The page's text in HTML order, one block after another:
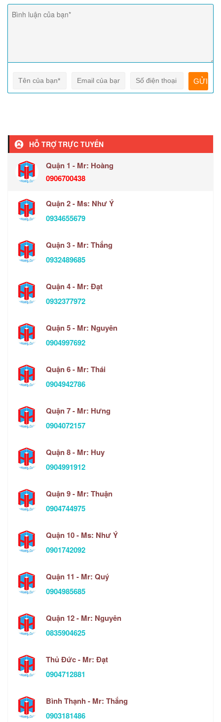
HỖ TRỢ TRỰC TUYẾN
Quận 1 - Mr: Hoàng
0906700438
Quận 2 - Ms: Như Ý
0934655679
Quận 3 - Mr: Thắng
0932489685
Quận 4 - Mr: Đạt
0932377972
Quận 5 - Mr: Nguyên
0904997692
Quận 6 - Mr: Thái
0904942786
Quận 7 - Mr: Hưng
0904072157
Quận 8 - Mr: Huy
0904991912
Quận 9 - Mr: Thuận
0904744975
Quận 10 - Ms: Như Ý
0901742092
Quận 11 - Mr: Quý
0904985685
Quận 12 - Mr: Nguyên
0835904625
Thủ Đức - Mr: Đạt
0904712881
Bình Thạnh - Mr: Thắng
0903181486